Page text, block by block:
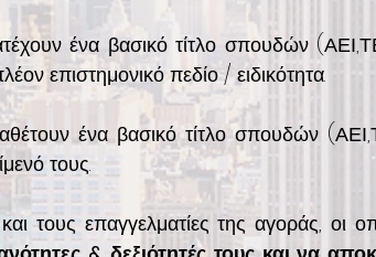
ένα βασικό τίτλο σπουδών
επιστημονικό πεδίο / ειδικότητα.
ένα βασικό τίτλο σπουδών
τους.
τους επαγγελματίες της αγοράς, οι